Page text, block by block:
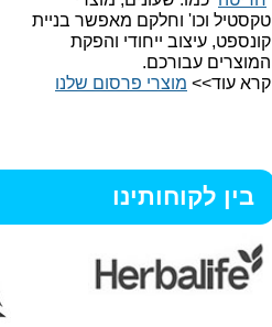
טקסטיל וכו' וחלקם מאפשר בניית
קונספט, עיצוב ייחודי והפקת
המוצרים עבורכם.
קרא עוד>> מוצרי פרסום שלנו
בין לקוחותינו